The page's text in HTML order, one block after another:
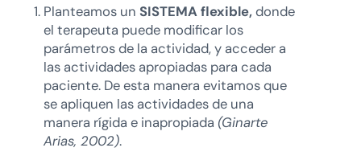
Planteamos un SISTEMA flexible,donde
el terapeuta puede modificar los
parámetros de la actividad, y acceder a
las actividades apropiadas para cada
paciente. De esta manera evitamos que
se apliquen las actividades de una
manera rígida e inapropiada (Ginarte
Arias, 2002).